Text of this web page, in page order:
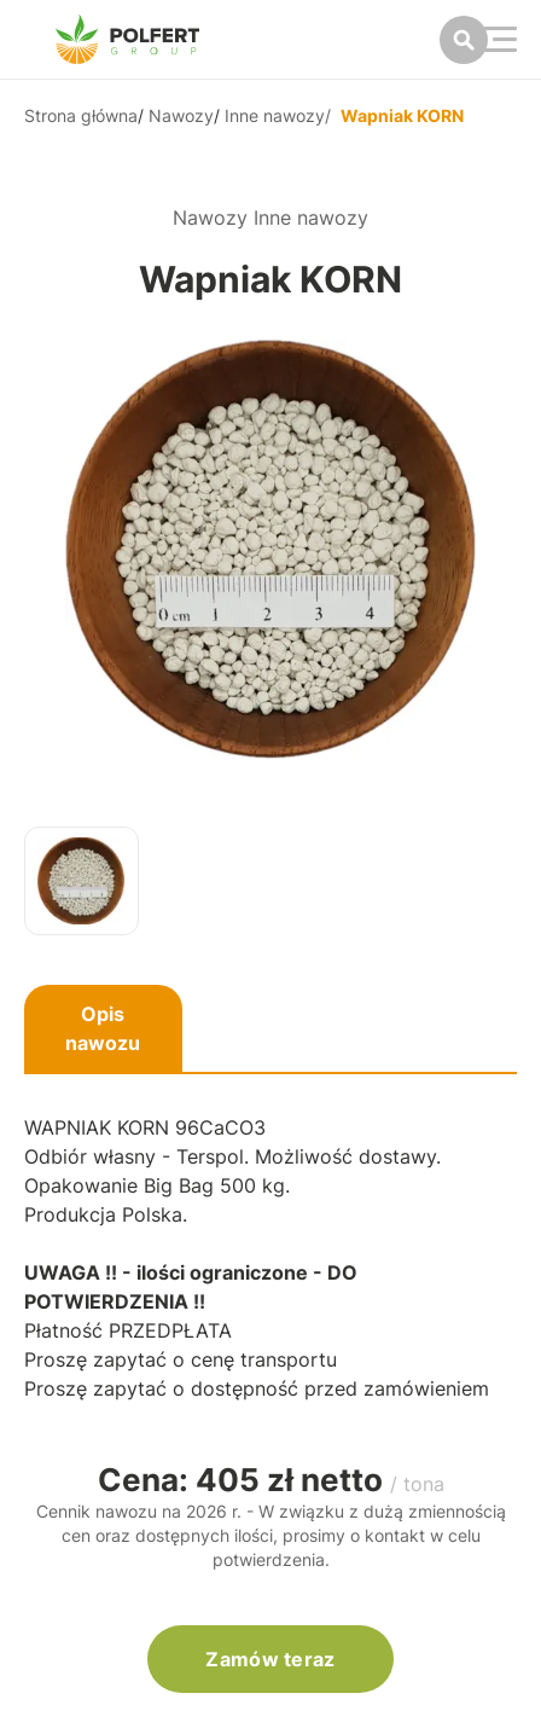
Strona główna/ Nawozy/ Inne nawozy/ Wapniak KORN
Nawozy Inne nawozy
Wapniak KORN
Opis
nawozu
WAPNIAK KORN 96CaCO3
Odbiór własny - Terspol. Możliwość dostawy.
Opakowanie Big Bag 500 kg.
Produkcja Polska.
UWAGA !! - ilości ograniczone - DO
POTWIERDZENIA !!
Płatność PRZEDPŁATA
Proszę zapytać o cenę transportu
Proszę zapytać o dostępność przed zamówieniem
Cena: 405 zł netto / tona
Cennik nawozu na 2026 r. - W związku z dużą zmiennością
cen oraz dostępnych ilości, prosimy o kontakt w celu
potwierdzenia.
Zamów teraz